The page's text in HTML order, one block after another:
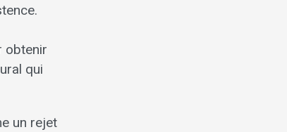
obtenir
qui
un rejet